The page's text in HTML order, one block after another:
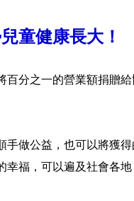
童健康長大！
百分之一的營業額捐贈
做公益，也可以將獲
福，可以遍及社會各地